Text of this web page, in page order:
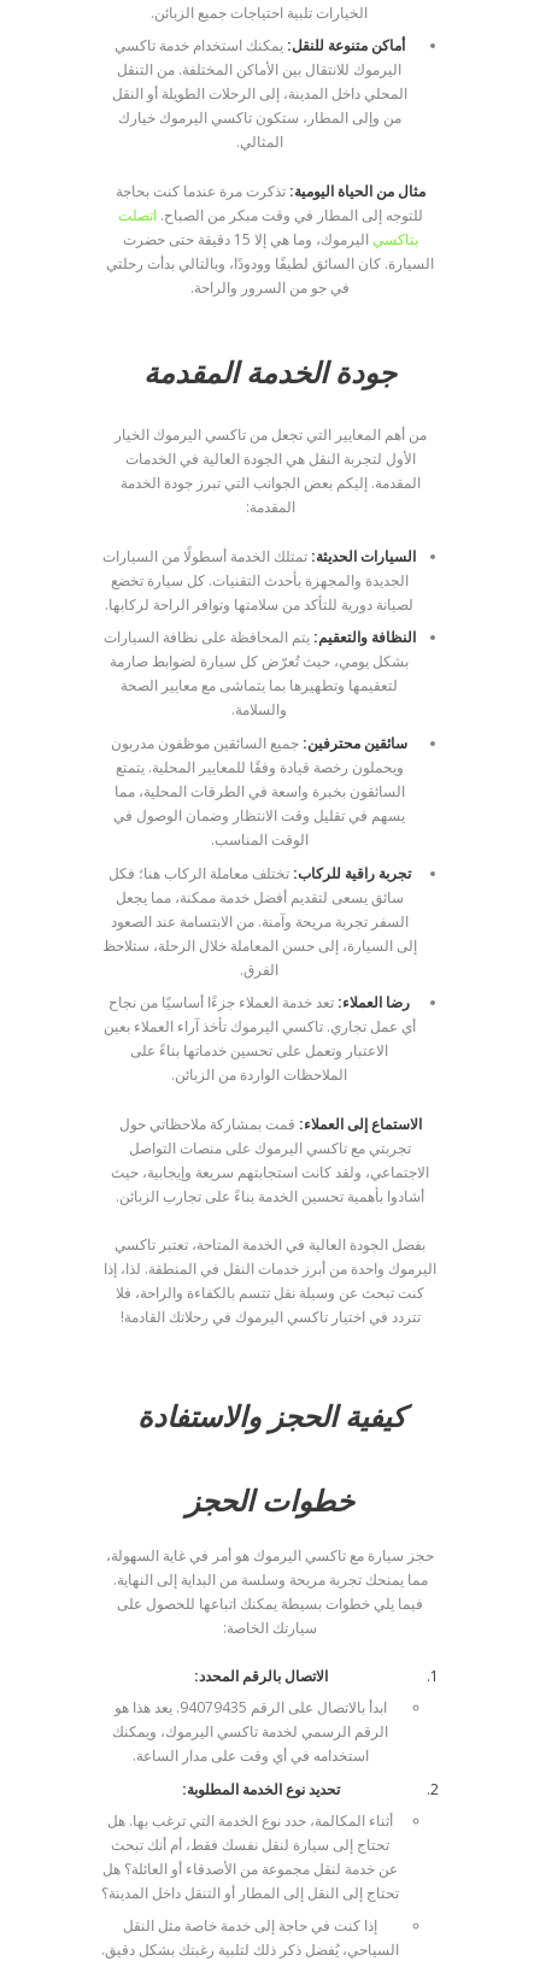
الخيارات تلبية احتياجات جميع الزبائن.
أماكن متنوعة للنقل: يمكنك استخدام خدمة تاكسي
اليرموك للانتقال بين الأماكن المختلفة. من التنقل
المحلي داخل المدينة، إلى الرحلات الطويلة أو النقل
من وإلى المطار، ستكون تاكسي اليرموك خيارك
المثالي.
مثال من الحياة اليومية: تذكرت مرة عندما كنت بحاجة
للتوجه إلى المطار في وقت مبكر من الصباح.اتصلت
بتاكسي
اليرموك، وما هي إلا 15 دقيقة حتى حضرت
السيارة. كان السائق لطيفًا وودودًا، وبالتالي بدأت رحلتي
في جو من السرور والراحة.
جودة الخدمة المقدمة
من أهم المعايير التي تجعل من تاكسي اليرموك الخيار
الأول لتجربة النقل هي الجودة العالية في الخدمات
المقدمة. إليكم بعض الجوانب التي تبرز جودة الخدمة
المقدمة:
السيارات الحديثة: تمتلك الخدمة أسطولًا من السيارات
الجديدة والمجهزة بأحدث التقنيات. كل سيارة تخضع
لصيانة دورية للتأكد من سلامتها وتوافر الراحة لركابها.
النظافة والتعقيم: يتم المحافظة على نظافة السيارات
بشكل يومي، حيث تُعرّض كل سيارة لضوابط صارمة
لتعقيمها وتطهيرها بما يتماشى مع معايير الصحة
والسلامة.
سائقين محترفين: جميع السائقين موظفون مدربون
ويحملون رخصة قيادة وفقًا للمعايير المحلية. يتمتع
السائقون بخبرة واسعة في الطرقات المحلية، مما
يسهم في تقليل وقت الانتظار وضمان الوصول في
الوقت المناسب.
تجربة راقية للركاب: تختلف معاملة الركاب هنا؛ فكل
سائق يسعى لتقديم أفضل خدمة ممكنة، مما يجعل
السفر تجربة مريحة وآمنة. من الابتسامة عند الصعود
إلى السيارة، إلى حسن المعاملة خلال الرحلة، ستلاحظ
الفرق.
رضا العملاء: تعد خدمة العملاء جزءًا أساسيًا من نجاح
أي عمل تجاري. تاكسي اليرموك تأخذ آراء العملاء بعين
الاعتبار وتعمل على تحسين خدماتها بناءً على
الملاحظات الواردة من الزبائن.
الاستماع إلى العملاء: قمت بمشاركة ملاحظاتي حول
تجربتي مع تاكسي اليرموك على منصات التواصل
الاجتماعي، ولقد كانت استجابتهم سريعة وإيجابية، حيث
أشادوا بأهمية تحسين الخدمة بناءً على تجارب الزبائن.
بفضل الجودة العالية في الخدمة المتاحة، تعتبر تاكسي
اليرموك واحدة من أبرز خدمات النقل في المنطقة. لذا، إذا
كنت تبحث عن وسيلة نقل تتسم بالكفاءة والراحة، فلا
تتردد في اختيار تاكسي اليرموك في رحلاتك القادمة!
كيفية الحجز والاستفادة
خطوات الحجز
حجز سيارة مع تاكسي اليرموك هو أمر في غاية السهولة،
مما يمنحك تجربة مريحة وسلسة من البداية إلى النهاية.
فيما يلي خطوات بسيطة يمكنك اتباعها للحصول على
سيارتك الخاصة:
الاتصال بالرقم المحدد:
ابدأ بالاتصال على الرقم 94079435. يعد هذا هو
الرقم الرسمي لخدمة تاكسي اليرموك، ويمكنك
استخدامه في أي وقت على مدار الساعة.
تحديد نوع الخدمة المطلوبة:
أثناء المكالمة، حدد نوع الخدمة التي ترغب بها. هل
تحتاج إلى سيارة لنقل نفسك فقط، أم أنك تبحث
عن خدمة لنقل مجموعة من الأصدقاء أو العائلة؟ هل
تحتاج إلى النقل إلى المطار أو التنقل داخل المدينة؟
إذا كنت في حاجة إلى خدمة خاصة مثل النقل
السياحي، يُفضل ذكر ذلك لتلبية رغبتك بشكل دقيق.